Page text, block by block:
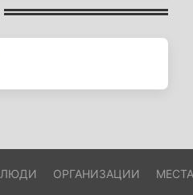
ЛЮДИ ОРГАНИЗАЦИИ МЕСТА